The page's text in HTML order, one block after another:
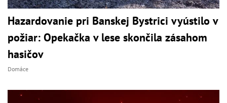
Hazardovanie pri Banskej Bystrici vyústilo v
požiar: Opekačka v lese skončila zásahom
hasičov
Domáce